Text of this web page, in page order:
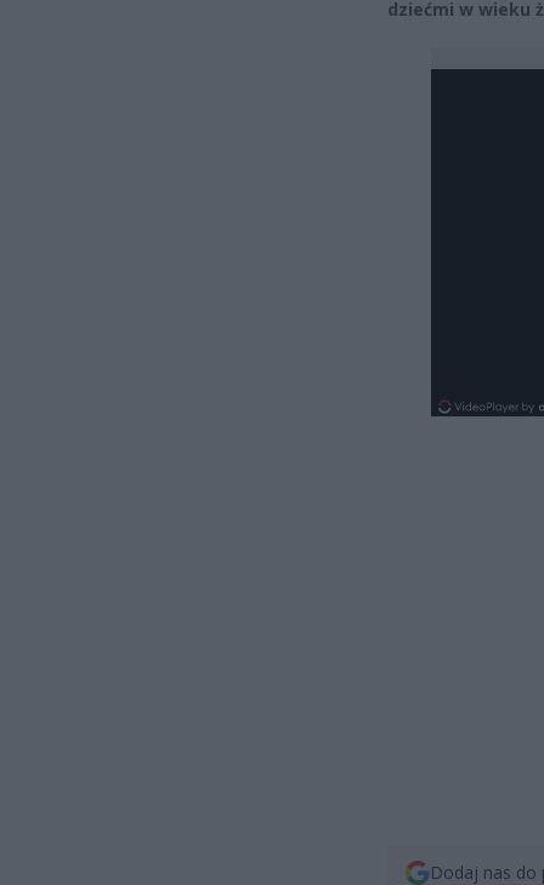
dziećmi w wieku
Dodaj nas do